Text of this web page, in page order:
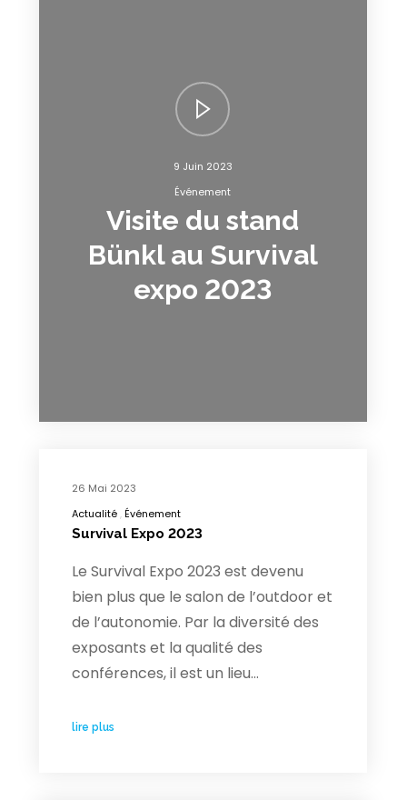
9 Juin 2023
Événement
Visite du stand
Bünkl au Survival
expo 2023
26 Mai 2023
Actualité Événement
Survival Expo 2023
Le Survival Expo 2023 est devenu
bien plus que le salon de l’outdoor et
de l’autonomie. Par la diversité des
exposants et la qualité des
conférences, il est un lieu…
lire plus